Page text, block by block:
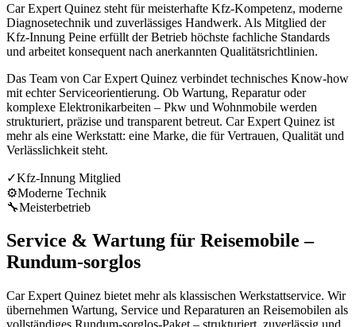
Car Expert Quinez steht für meisterhafte Kfz-Kompetenz, moderne
Diagnosetechnik und zuverlässiges Handwerk. Als Mitglied der
Kfz-Innung Peine erfüllt der Betrieb höchste fachliche Standards
und arbeitet konsequent nach anerkannten Qualitätsrichtlinien.
Das Team von Car Expert Quinez verbindet technisches Know-how
mit echter Serviceorientierung. Ob Wartung, Reparatur oder
komplexe Elektronikarbeiten – Pkw und Wohnmobile werden
strukturiert, präzise und transparent betreut. Car Expert Quinez ist
mehr als eine Werkstatt: eine Marke, die für Vertrauen, Qualität und
Verlässlichkeit steht.
✓Kfz-Innung Mitglied
⚙️Moderne Technik
🔧Meisterbetrieb
Service & Wartung für Reisemobile –
Rundum-sorglos
Car Expert Quinez bietet mehr als klassischen Werkstattservice. Wir
übernehmen Wartung, Service und Reparaturen an Reisemobilen als